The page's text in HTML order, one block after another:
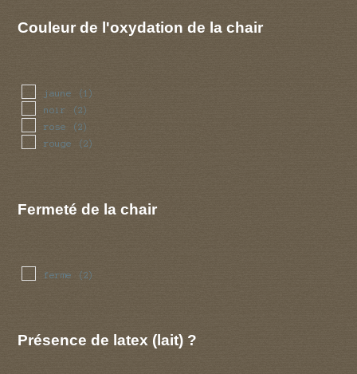
Couleur de l'oxydation de la chair
jaune (1)
noir (2)
rose (2)
rouge (2)
Fermeté de la chair
ferme (2)
Présence de latex (lait) ?